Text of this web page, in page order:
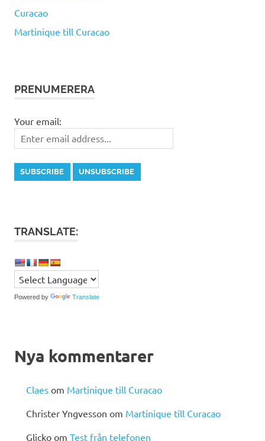
Curacao
Martinique till Curacao
PRENUMERERA
Your email:
TRANSLATE:
Powered by Translate
Nya kommentarer
Claes om Martinique till Curacao
Christer Yngvesson om Martinique till Curacao
Glicko om Test från telefonen